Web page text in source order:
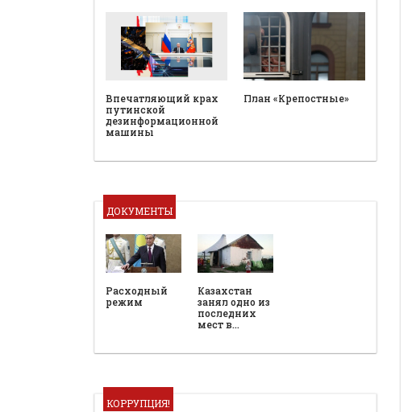
Впечатляющий крах
путинской
дезинформационной
машины
План «Крепостные»
ДОКУМЕНТЫ
Расходный
режим
Казахстан
занял одно из
последних
мест в…
КОРРУПЦИЯ!